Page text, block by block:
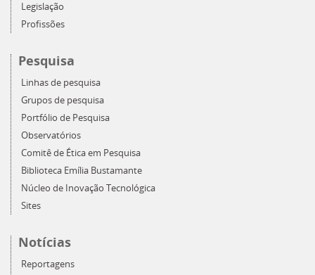
Legislação
Profissões
Pesquisa
Linhas de pesquisa
Grupos de pesquisa
Portfólio de Pesquisa
Observatórios
Comitê de Ética em Pesquisa
Biblioteca Emília Bustamante
Núcleo de Inovação Tecnológica
Sites
Notícias
Reportagens